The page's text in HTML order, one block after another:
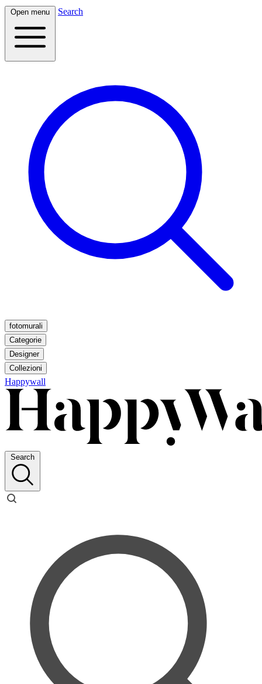
Open menu Search
fotomurali
Categorie
Designer
Collezioni
Happywall
Search